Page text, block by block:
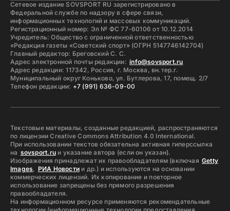
Сетевое издание SOVSPORT RU зарегистрировано в
Федеральной службе по надзору в сфере связи,
информационных технологий и массовых коммуникаций.
Регистрационный номер: Эл № ФС 77-60106 от 10.12.2014
Учредитель: Общество с ограниченной ответственностью
«Редакция газеты «Советский спорт» (ОГРН 5147746142704)
Главный редактор: Бреговский С. С.
Адрес электронной почты редакции: info@sovsport.ru
Адрес редакции: 117342, Россия, г. Москва, вн.тер.г.
Муниципальный округ Коньково, ул. Бутлерова, 17, помещ. 2/7
Телефон редакции: +7 (991) 636-09-00
Текстовые материалы, созданные редакцией, распространяются
по лицензии Creative Commons Attribution 4.0 International.
При использовании текстов обязательна активная гиперссылка
на sovsport.ruи указание автора (если он указан).
Изображения принадлежат их правообладателям (включая Getty
Images, РИА Новости и др.) и используются на основании
коммерческих лицензий. Их копирование и повторное
использование запрещены без прямого разрешения
правообладателя.
На информационном ресурсе применяются рекомендательные